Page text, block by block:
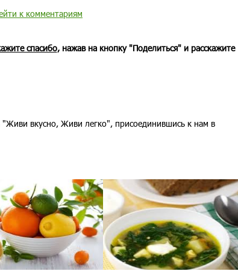
к комментариям
спасибо, нажав на кнопку "Поделиться" и расскажите
вкусно, Живи легко", присоединившись к нам в